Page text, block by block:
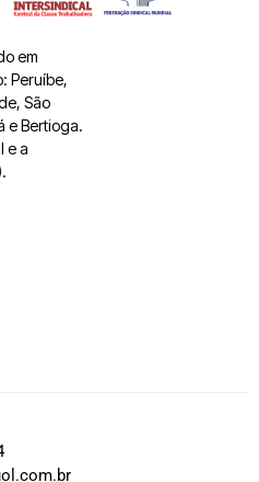
em
Peruíbe,
São
e Bertioga.
e a